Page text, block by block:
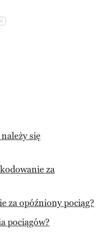
się
za
za opóźniony pociąg?
pociągów?